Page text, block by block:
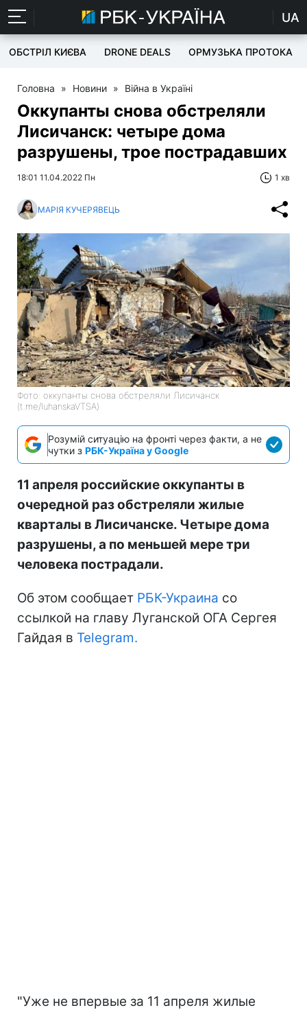
UA
ОБСТРІЛ КИЄВА DRONE DEALS ОРМУЗЬКА ПРОТОКА
Головна » Новини » Війна в Україні
Оккупанты снова обстреляли
Лисичанск: четыре дома
разрушены, трое пострадавших
18:01 11.04.2022 Пн 1 хв
МАРІЯ КУЧЕРЯВЕЦЬ
Фото: оккупанты снова обстреляли Лисичанск
(t.me/luhanskaVTSA)
Розумій ситуацію на фронті через факти, а не
чутки з РБК-Україна у Google
11 апреля российские оккупанты в
очередной раз обстреляли жилые
кварталы в Лисичанске. Четыре дома
разрушены, а по меньшей мере три
человека пострадали.
Об этом сообщает РБК-Украина со
ссылкой на главу Луганской ОГА Сергея
Гайдая в Telegram.
"Уже не впервые за 11 апреля жилые